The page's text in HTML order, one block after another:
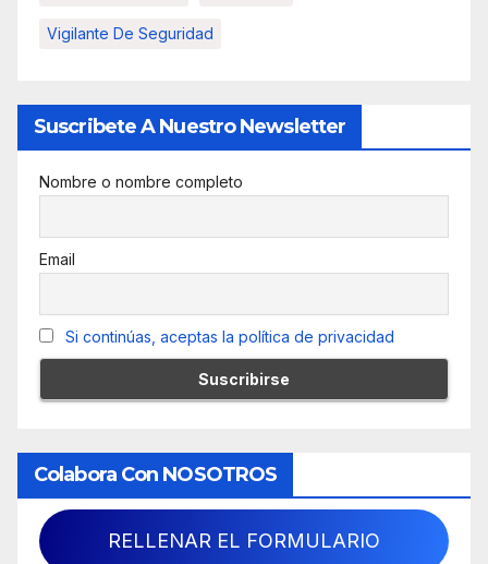
Vigilante De Seguridad
Suscribete A Nuestro Newsletter
Nombre o nombre completo
Email
Si continúas, aceptas la política de privacidad
Colabora Con NOSOTROS
RELLENAR EL FORMULARIO